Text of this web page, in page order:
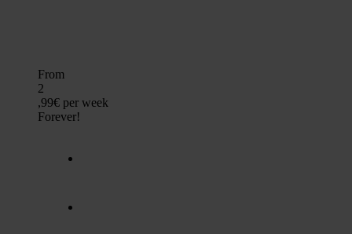
From
2
,99€ per week
Forever!